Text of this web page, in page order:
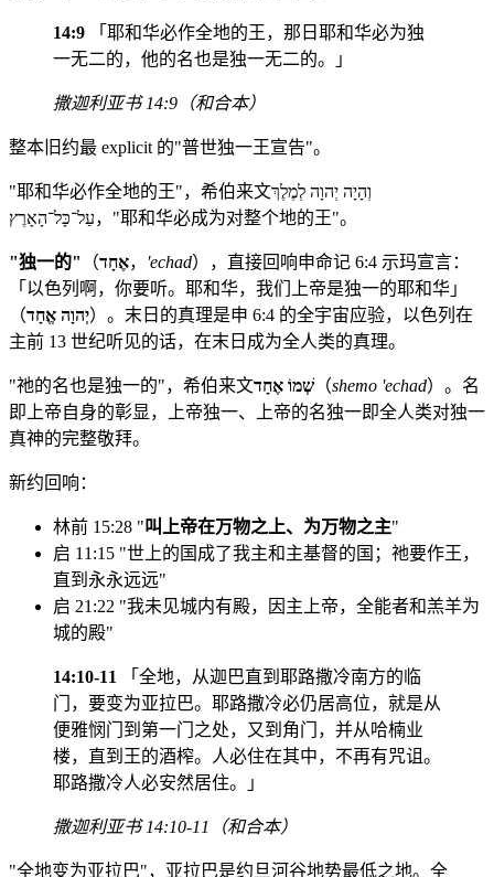
14:9 「耶和华必作全地的王，那日耶和华必为独
一无二的，他的名也是独一无二的。」
撒迦利亚书 14:9（和合本）
整本旧约最 explicit 的"普世独一王宣告"。
"耶和华必作全地的王"，希伯来文וְהָיָה יְהוָה לְמֶלֶךְ
עַל־כָּל־הָאָרֶץ，"耶和华必成为对整个地的王"。
"独一的" （אֶחָד， 'echad），直接回响申命记 6:4 示玛宣言：
「以色列啊，你要听。耶和华，我们上帝是独一的耶和华」
（יְהוָה אֱחָד）。末日的真理是申 6:4 的全宇宙应验，以色列在
主前 13 世纪听见的话，在末日成为全人类的真理。
"祂的名也是独一的"，希伯来文שְׁמוֹ אֶחָד（shemo 'echad）。名
即上帝自身的彰显，上帝独一、上帝的名独一即全人类对独一
真神的完整敬拜。
新约回响：
林前 15:28 "叫上帝在万物之上、为万物之主"
启 11:15 "世上的国成了我主和主基督的国；祂要作王，
直到永永远远"
启 21:22 "我未见城内有殿，因主上帝，全能者和羔羊为
城的殿"
14:10-11 「全地，从迦巴直到耶路撒冷南方的临
门，要变为亚拉巴。耶路撒冷必仍居高位，就是从
便雅悯门到第一门之处，又到角门，并从哈楠业
楼，直到王的酒榨。人必住在其中，不再有咒诅。
耶路撒冷人必安然居住。」
撒迦利亚书 14:10-11（和合本）
"全地变为亚拉巴"，亚拉巴是约旦河谷地势最低之地。全